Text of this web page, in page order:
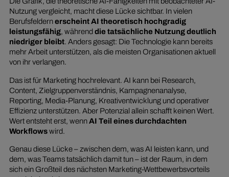
Nutzung vergleicht, macht diese Lücke sichtbar. In vielen
Berufsfeldernerscheint AI theoretisch hochgradig
leistungsfähig, während die tatsächliche Nutzung deutlich
niedriger bleibt. Anders gesagt: Die Technologie kann bereits
mehr Arbeit unterstützen, als die meisten Organisationen aktuell
von ihr verlangen.
Das ist für Marketing hochrelevant. AI kann bei Research,
Content, Zielgruppenverständnis, Kampagnenanalyse,
Reporting, Media-Planung, Kreativentwicklung und operativer
Effizienz unterstützen. Aber Potenzial allein schafft keinen Wert.
Wert entsteht erst, wennAI Teil eines durchdachten
Workflowswird.
Genau diese Lücke – zwischen dem, was AI leisten kann, und
dem, was Teams tatsächlich damit tun – ist der Raum, in dem
sich ein Großteil des nächsten Marketing-Wettbewerbsvorteils